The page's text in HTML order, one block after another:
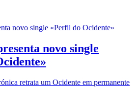
novo single
retrata um Ocidente em permanente